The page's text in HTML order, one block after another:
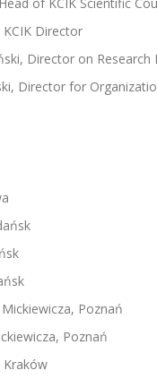
Director
Director on Research
Director for
Poznań
Poznań
Kraków